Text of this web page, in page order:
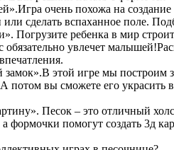
очень похожа на создание
или сделать вспаханное поле.
Погрузите ребенка в мир
обязательно увлечет
этой игре мы построим
потом вы сможете его украсить
Песок – это отличный
формочки помогут создать 3д